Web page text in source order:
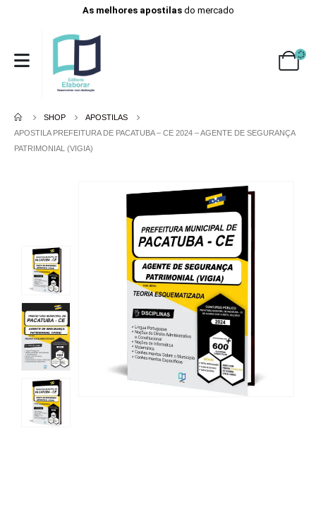
As melhores apostilasdo mercado
SHOP
APOSTILAS
APOSTILA PREFEITURA DE PACATUBA – CE 2024 – AGENTE DE SEGURANÇA
PATRIMONIAL (VIGIA)